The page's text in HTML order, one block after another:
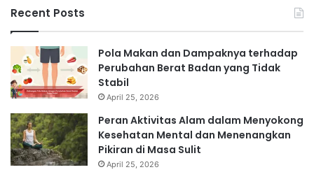
Recent Posts
Pola Makan dan Dampaknya terhadap
Perubahan Berat Badan yang Tidak
Stabil
April 25, 2026
Peran Aktivitas Alam dalam Menyokong
Kesehatan Mental dan Menenangkan
Pikiran di Masa Sulit
April 25, 2026